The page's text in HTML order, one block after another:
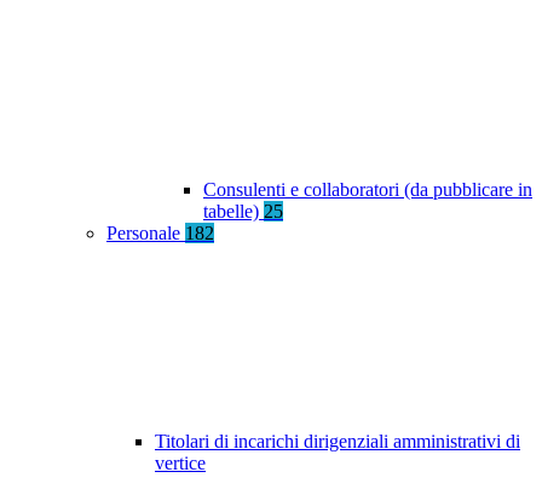
Consulenti e collaboratori (da pubblicare in
tabelle) 25
Personale 182
Titolari di incarichi dirigenziali amministrativi di
vertice